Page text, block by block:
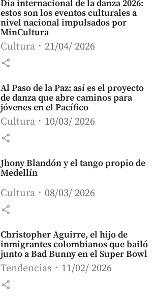
Día internacional de la danza 2026:
estos son los eventos culturales a
nivel nacional impulsados por
MinCultura
Cultura 21/04/ 2026
share
Al Paso de la Paz: así es el proyecto
de danza que abre caminos para
jóvenes en el Pacífico
Cultura 10/03/ 2026
share
Jhony Blandón y el tango propio de
Medellín
Cultura 08/03/ 2026
share
Christopher Aguirre, el hijo de
inmigrantes colombianos que bailó
junto a Bad Bunny en el Super Bowl
Tendencias 11/02/ 2026
share